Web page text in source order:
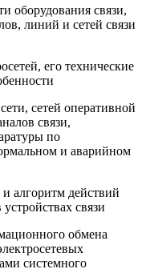
оборудования связи,
линий и сетей связи
его технические
сетей оперативной
связи,
по
и аварийном
алгоритм действий
связи
обмена
системного